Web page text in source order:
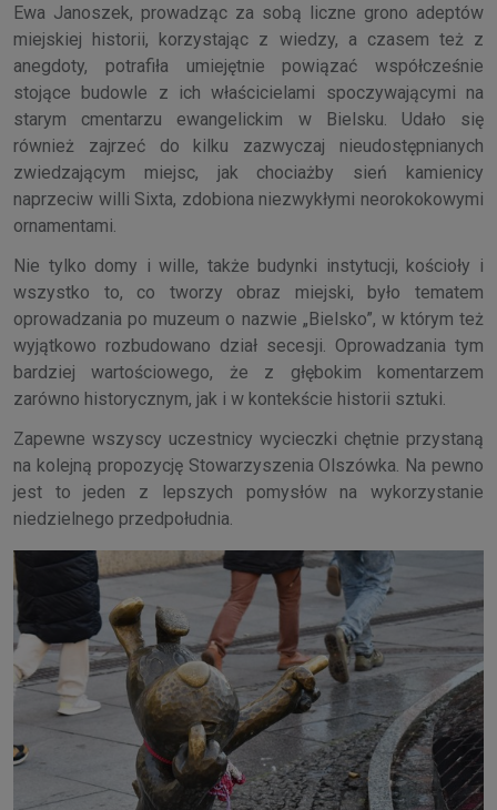
Ewa Janoszek, prowadząc za sobą liczne grono adeptów
miejskiej historii, korzystając z wiedzy, a czasem też z
anegdoty, potrafiła umiejętnie powiązać współcześnie
stojące budowle z ich właścicielami spoczywającymi na
starym cmentarzu ewangelickim w Bielsku. Udało się
również zajrzeć do kilku zazwyczaj nieudostępnianych
zwiedzającym miejsc, jak chociażby sień kamienicy
naprzeciw willi Sixta, zdobiona niezwykłymi neorokokowymi
ornamentami.
Nie tylko domy i wille, także budynki instytucji, kościoły i
wszystko to, co tworzy obraz miejski, było tematem
oprowadzania po muzeum o nazwie „Bielsko”, w którym też
wyjątkowo rozbudowano dział secesji. Oprowadzania tym
bardziej wartościowego, że z głębokim komentarzem
zarówno historycznym, jak i w kontekście historii sztuki.
Zapewne wszyscy uczestnicy wycieczki chętnie przystaną
na kolejną propozycję Stowarzyszenia Olszówka. Na pewno
jest to jeden z lepszych pomysłów na wykorzystanie
niedzielnego przedpołudnia.